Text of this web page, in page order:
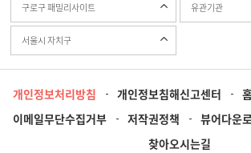
구로구 패밀리사이트 유관기관
서울시 자치구
개인정보처리방침 개인정보침해신고센터
이메일무단수집거부
저작권정책 뷰어다운
찾아오시는길